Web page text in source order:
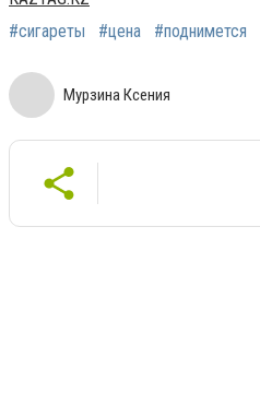
#сигареты
#цена #поднимется
Мурзина Ксения